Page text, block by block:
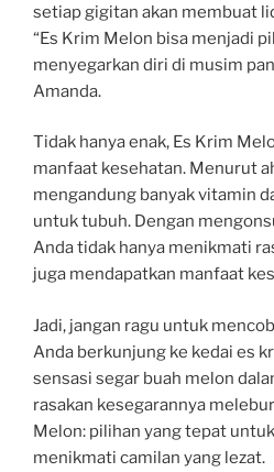
setiap gigitan akan membuat
“Es Krim Melon bisa menjadi
menyegarkan diri di musim
Amanda.
Tidak hanya enak, Es Krim
manfaat kesehatan. Menurut
mengandung banyak vitamin
untuk tubuh. Dengan
Anda tidak hanya menikmati
juga mendapatkan manfaat
Jadi, jangan ragu untuk
Anda berkunjung ke kedai es
sensasi segar buah melon
rasakan kesegarannya
Melon: pilihan yang tepat
menikmati camilan yang lezat.